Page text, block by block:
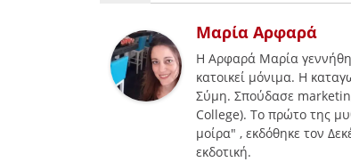
Μαρία Αρφαρά
H Aρφαρά Μαρία
κατοικεί μόνιμα. Η
Σύμη. Σπούδασε
College). To πρώτο της
μοίρα" , εκδόθηκε τον
εκδοτική.